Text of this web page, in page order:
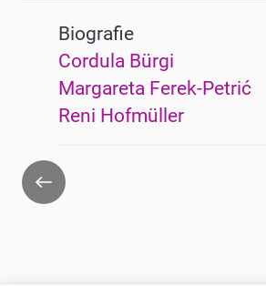
Biografie
Cordula Bürgi
Margareta Ferek-Petrić
Reni Hofmüller
Zurück